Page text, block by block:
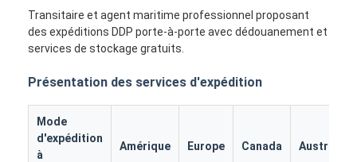
Transitaire et agent maritime professionnel proposant
des expéditions DDP porte-à-porte avec dédouanement et
services de stockage gratuits.
Présentation des services d'expédition
Mode
d'expédition
à
Amérique Europe Canada Australie